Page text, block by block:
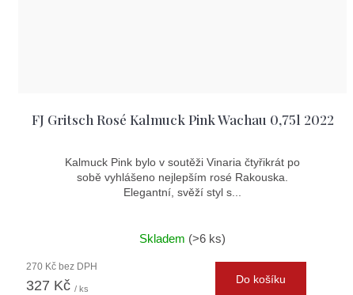
FJ Gritsch Rosé Kalmuck Pink Wachau 0,75l 2022
Kalmuck Pink bylo v soutěži Vinaria čtyřikrát po
sobě vyhlášeno nejlepším rosé Rakouska.
Elegantní, svěží styl s...
Skladem (>6 ks)
270 Kč bez DPH
327 Kč/ ks
Do košíku